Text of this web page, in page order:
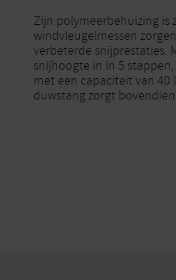
Zijn polymeerbehuizing is
windvleugelmessen
verbeterde snijprestaties.
snijhoogte in in 5
met een capaciteit van 40
duwstang zorgt